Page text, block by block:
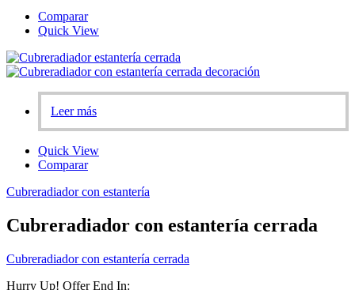
Comparar
Quick View
Leer más
Quick View
Comparar
Cubreradiador con estantería
Cubreradiador con estantería cerrada
Cubreradiador con estantería cerrada
Hurry Up! Offer End In: